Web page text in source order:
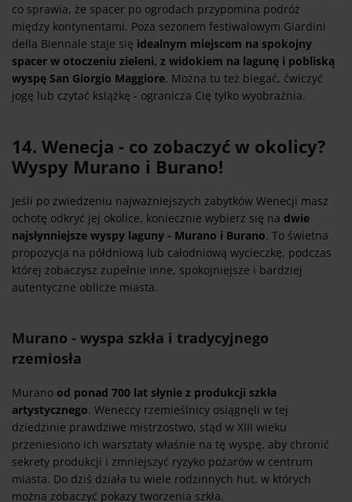
co sprawia, że spacer po ogrodach przypomina podróż
między kontynentami. Poza sezonem festiwalowym Giardini
della Biennale staje się idealnym miejscem na spokojny
spacer w otoczeniu zieleni, z widokiem na lagunę i pobliską
wyspę San Giorgio Maggiore. Można tu też biegać, ćwiczyć
jogę lub czytać książkę - ogranicza Cię tylko wyobraźnia.
14. Wenecja - co zobaczyć w okolicy?
Wyspy Murano i Burano!
Jeśli po zwiedzeniu najważniejszych zabytków Wenecji masz
ochotę odkryć jej okolice, koniecznie wybierz się na dwie
najsłynniejsze wyspy laguny - Murano i Burano. To świetna
propozycja na półdniową lub całodniową wycieczkę, podczas
której zobaczysz zupełnie inne, spokojniejsze i bardziej
autentyczne oblicze miasta.
Murano - wyspa szkła i tradycyjnego
rzemiosła
Murano od ponad 700 lat słynie z produkcji szkła
artystycznego. Weneccy rzemieślnicy osiągnęli w tej
dziedzinie prawdziwe mistrzostwo, stąd w XIII wieku
przeniesiono ich warsztaty właśnie na tę wyspę, aby chronić
sekrety produkcji i zmniejszyć ryzyko pożarów w centrum
miasta. Do dziś działa tu wiele rodzinnych hut, w których
można zobaczyć pokazy tworzenia szkła.